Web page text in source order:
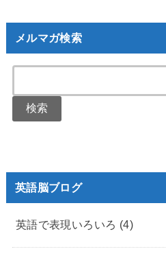
メルマガ検索
英語脳ブログ
英語で表現いろいろ (4)